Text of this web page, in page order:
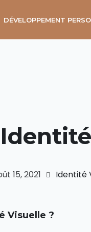
DÉVELOPPEMENT
15, 2021 Identité
Visuelle ?